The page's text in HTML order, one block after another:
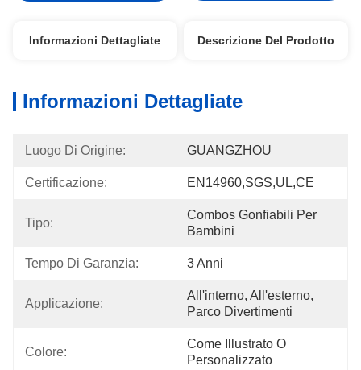
Informazioni Dettagliate Descrizione Del Prodotto
Informazioni Dettagliate
Luogo Di Origine: GUANGZHOU
Certificazione: EN14960,SGS,UL,CE
Tipo:
Combos Gonfiabili Per
Bambini
Tempo Di Garanzia: 3 Anni
Applicazione:
All'interno, All'esterno,
Parco Divertimenti
Colore:
Come Illustrato O
Personalizzato